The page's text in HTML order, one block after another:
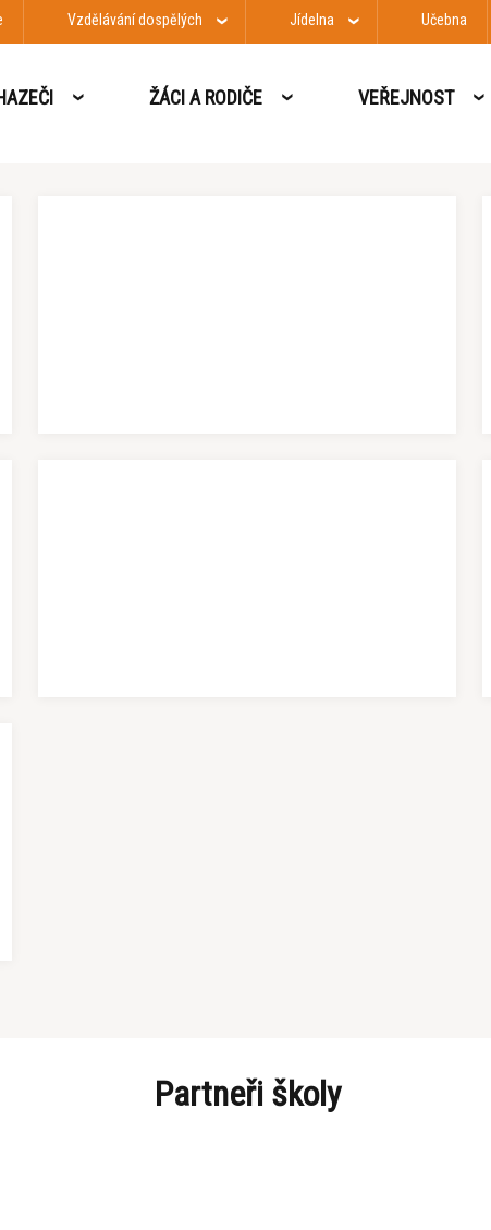
Vzdělávání dospělých Jídelna Učebna
ŽÁCI A RODIČE VEŘEJNOST
Strong Challenge 2024
Partneři školy